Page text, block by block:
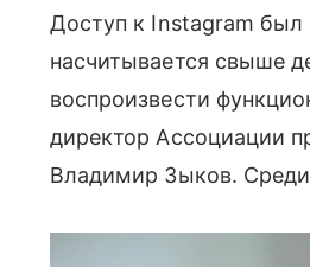
Доступ к Instagram был
насчитывается свыше
воспроизвести
директор Ассоциации
Владимир Зыков. Среди